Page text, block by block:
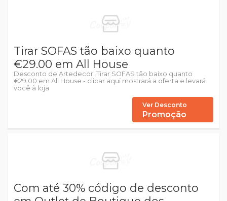
Tirar SOFAS tão baixo quanto
€29.00 em All House
Desconto de Artedecor: Tirar SOFAS tão baixo quanto
€29.00 em All House - clicar aqui mostrará a oferta e levará
você à loja
Ver Desconto
Promoção
Com até 30% código de desconto